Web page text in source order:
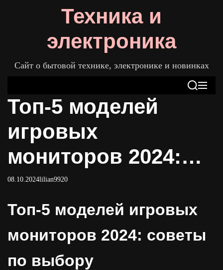
Техника и
электроника
Сайт о бытовой технике, электронике и новинках
S
M
Топ-5 моделей
игровых
мониторов 2024:
советы по выбору
08.10.2024lilian9920
Топ-5 моделей игровых
мониторов 2024: советы
по выбору